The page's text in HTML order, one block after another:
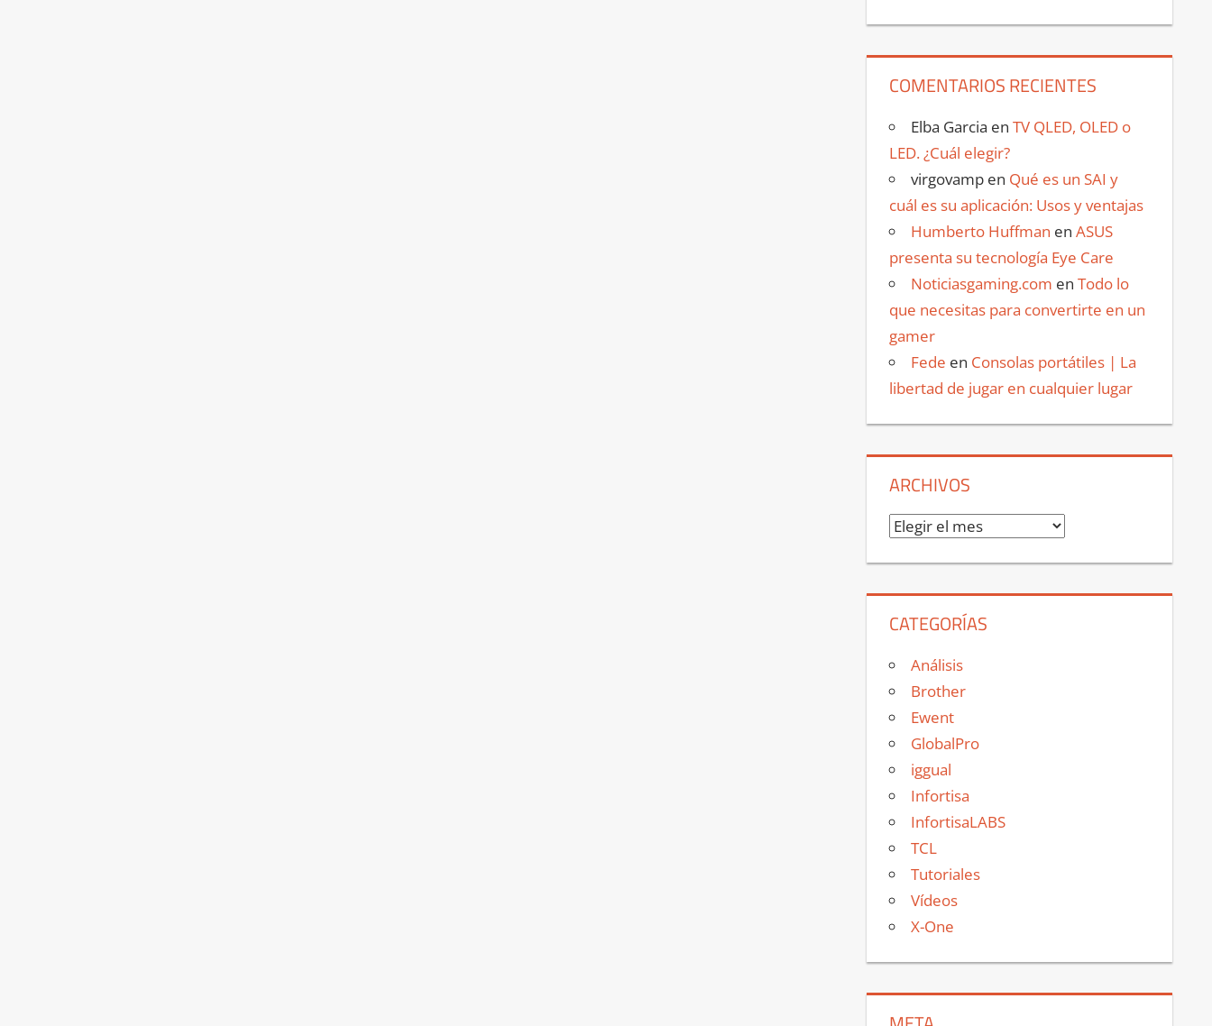
COMENTARIOS RECIENTES
Elba Garcia enTV QLED, OLED o
LED. ¿Cuál elegir?
virgovamp en Qué es un SAI y
cuál es su aplicación: Usos y ventajas
Humberto Huffman enASUS
presenta su tecnología Eye Care
Noticiasgaming.com enTodo lo
que necesitas para convertirte en un
gamer
Fede en Consolas portátiles | La
libertad de jugar en cualquier lugar
ARCHIVOS
Archivos
CATEGORÍAS
Análisis
Brother
Ewent
GlobalPro
iggual
Infortisa
InfortisaLABS
TCL
Tutoriales
Vídeos
X-One